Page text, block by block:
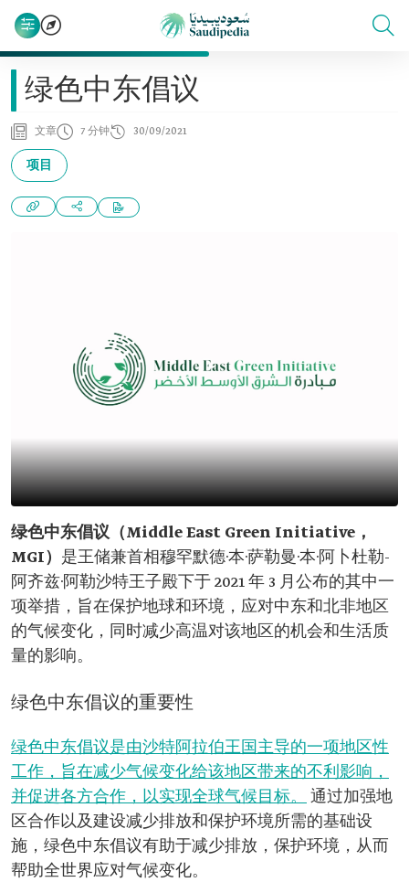
绿色中东倡议
文章 7 分钟 30/09/2021
项目
绿色中东倡议（Middle East Green Initiative，
MGI） 是王储兼首相穆罕默德·本·萨勒曼·本·阿卜杜勒-
阿齐兹·阿勒沙特王子殿下于 2021 年 3 月公布的其中一
项举措，旨在保护地球和环境，应对中东和北非地区
的气候变化，同时减少高温对该地区的机会和生活质
量的影响。
绿色中东倡议的重要性
绿色中东倡议是由沙特阿拉伯王国主导的一项地区性
工作，旨在减少气候变化给该地区带来的不利影响，
并促进各方合作，以实现全球气候目标。
通过加强地
区合作以及建设减少排放和保护环境所需的基础设
施，绿色中东倡议有助于减少排放，保护环境，从而
帮助全世界应对气候变化。